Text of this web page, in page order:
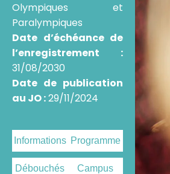
Olympiques et
Paralympiques
Date d’échéance de
l’enregistrement :
31/08/2030
Date de publication
au JO :29/11/2024
Informations Programme
Débouchés Campus